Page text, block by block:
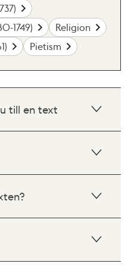
1749)
Religion
Pietism
till en text